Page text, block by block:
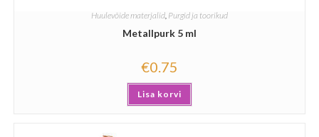
Huulevõide materjalid Purgid ja toorikud
Metallpurk 5 ml
€0.75
Lisa korvi